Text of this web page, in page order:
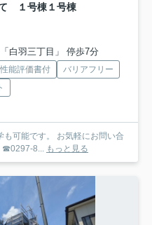
１号棟１号棟
白羽三丁目」 停歩7分
能評価書付
バリアフリー
可能です。 お気軽にお問い合
産】 ☎0297-8...
もっと見る